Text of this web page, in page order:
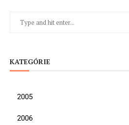
KATEGÓRIE
2005
2006